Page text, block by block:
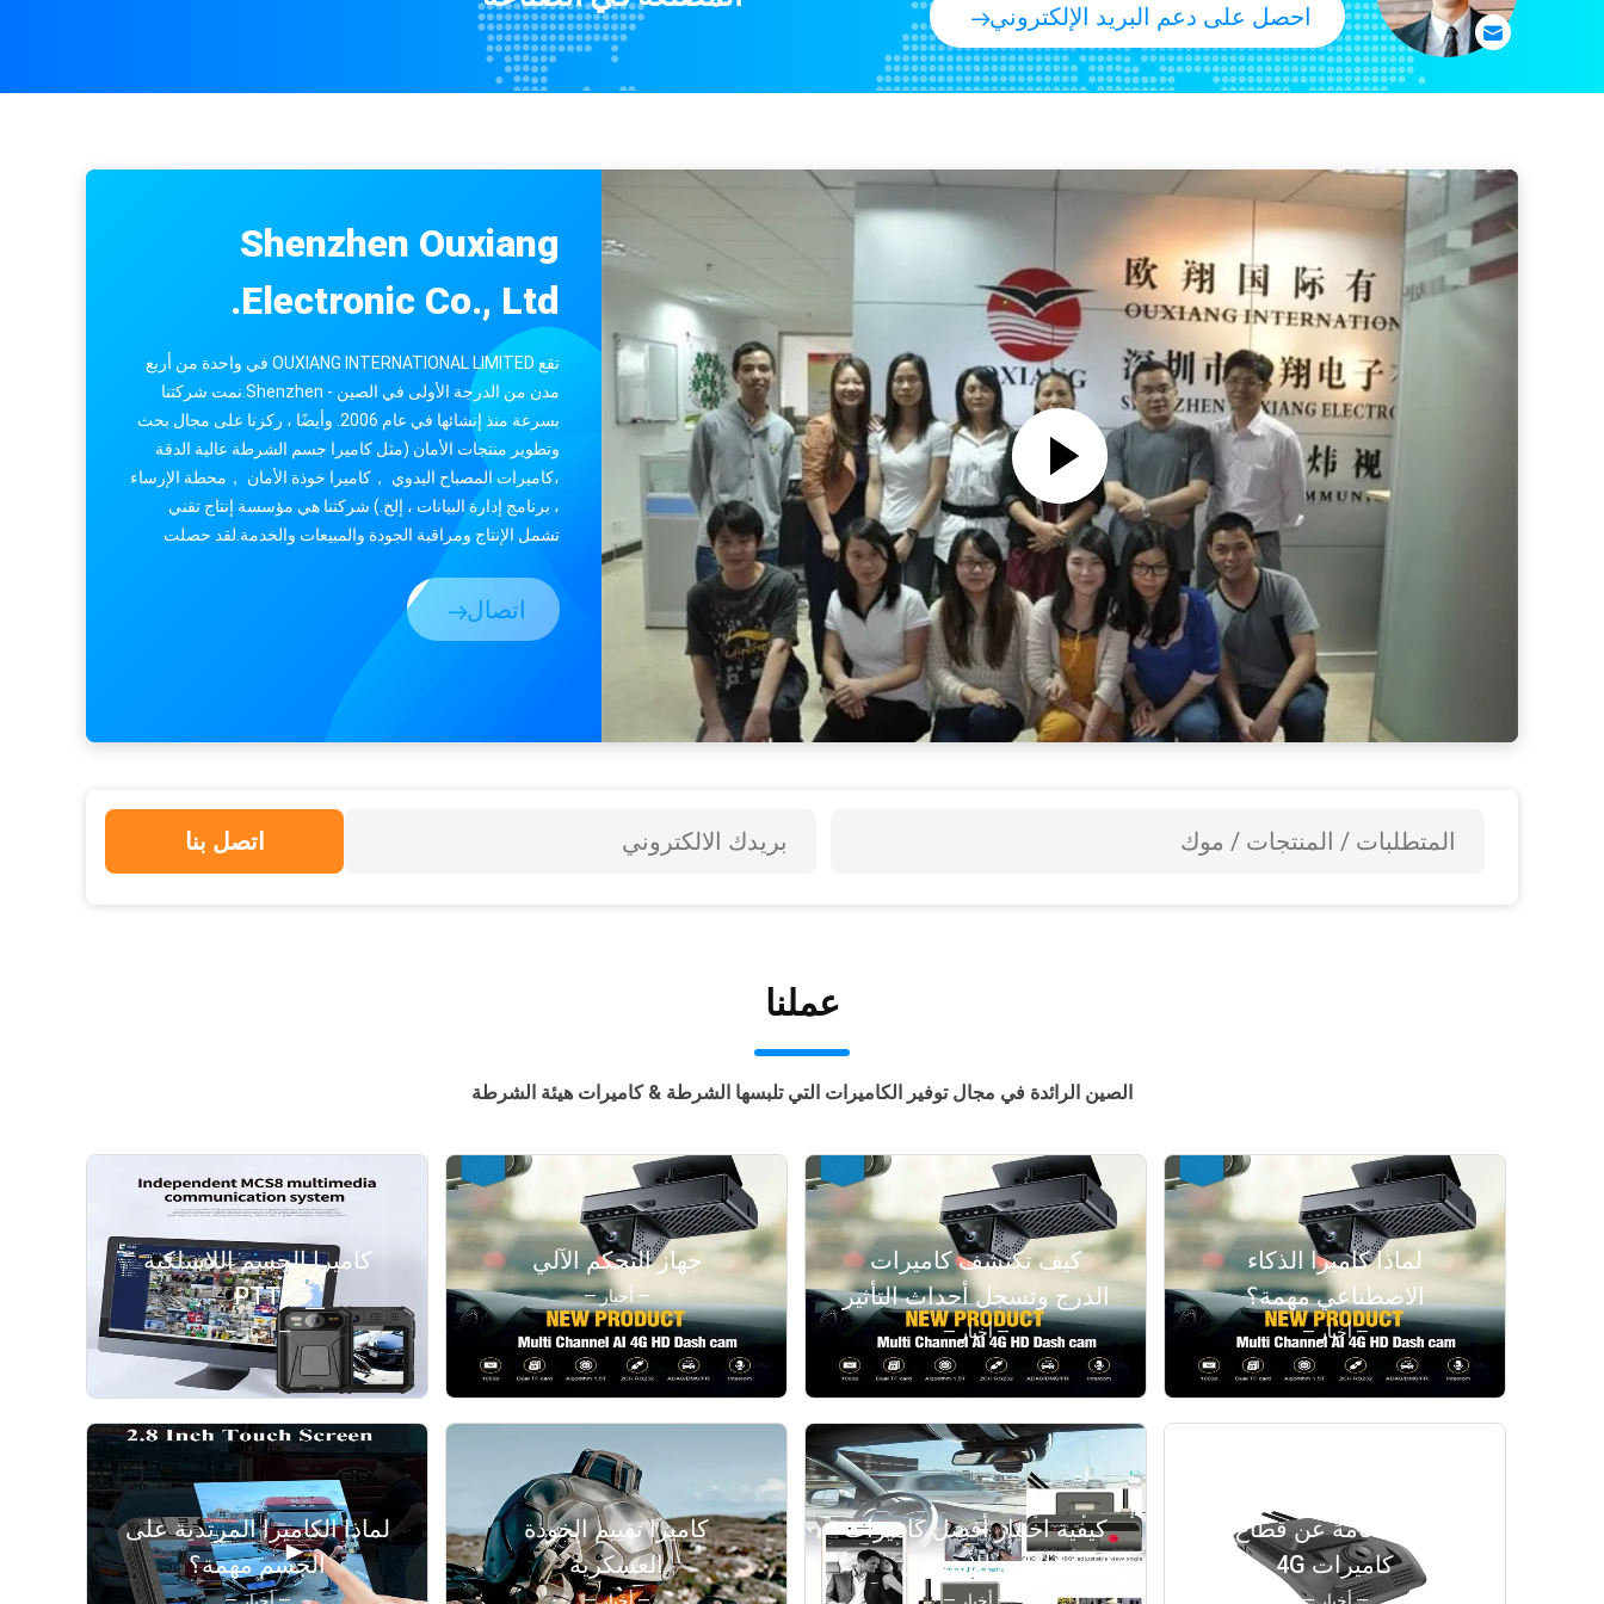
احصل على دعم البريد الإلكتروني
Shenzhen Ouxiang
Electronic Co., Ltd.
تقع OUXIANG INTERNATIONAL LIMITED في واحدة من أربع
مدن من الدرجة الأولى في الصين - Shenzhen.نمت شركتنا
بسرعة منذ إنشائها في عام 2006. وأيضًا ، ركزنا على مجال بحث
وتطوير منتجات الأمان (مثل كاميرا جسم الشرطة عالية الدقة
،كاميرات المصباح اليدوي ，كاميرا خوذة الأمان ，محطة الإرساء
، برنامج إدارة البيانات ، إلخ.) شركتنا هي مؤسسة إنتاج تقني
تشمل الإنتاج ومراقبة الجودة والمبيعات والخدمة.لقد حصلت
اتصال
اتصل بنا
عملنا
الصين الرائدة في مجال توفير الكاميرات التي تلبسها الشرطة & كاميرات هيئة الشرطة
كاميرا الجسم اللاسلكية
PTT
— أخبار —
جهاز التحكم الآلي
— أخبار —
كيف تكتشف كاميرات
الدرج وتسجل أحداث التأثير
— أخبار —
لماذا كاميرا الذكاء
الاصطناعي مهمة؟
— أخبار —
لماذا الكاميرا المرتدية على
الجسم مهمة؟
— أخبار —
كاميرا تقييم الخوذة
العسكرية
— أخبار —
كيفية اختيار أفضل كاميرات
الدرج للأسطول
— أخبار —
لمحة عامة عن قطاع
كاميرات 4G
— أخبار —